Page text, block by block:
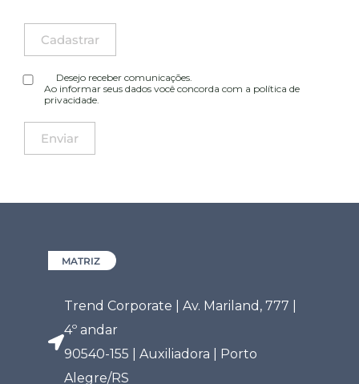
Desejo receber comunicações.
Ao informar seus dados você concorda com a política de
privacidade.
MATRIZ
Trend Corporate | Av. Mariland, 777 |
4º andar
90540-155 | Auxiliadora | Porto
Alegre/RS